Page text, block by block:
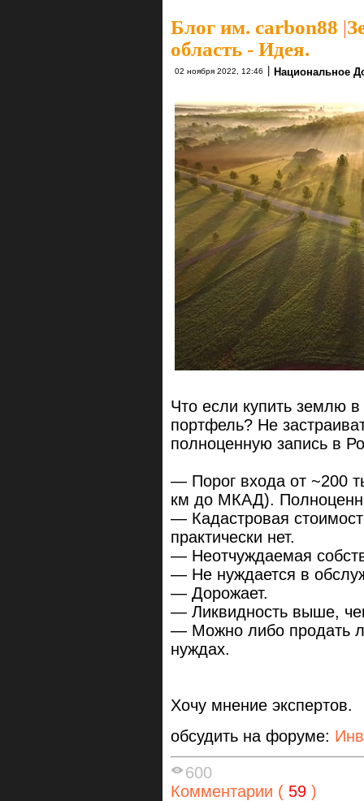
Блог им. carbon88 |
область - Идея.
02 ноября 2022, 12:46 | Национальное
Что если купить землю
портфель? Не
полноценную запись в
— Порог входа от ~200
км до МКАД).
— Кадастровая
практически нет.
— Неотчуждаемая
— Не нуждается в
— Дорожает.
— Ликвидность выше,
— Можно либо продать
нуждах.
Хочу мнение экспертов.
обсудить на форуме:
600
Комментарии ( 59 )